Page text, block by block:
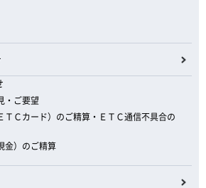
・ご要望
ＴＣカード）のご精算・ＥＴＣ通信不具合の
金）のご精算